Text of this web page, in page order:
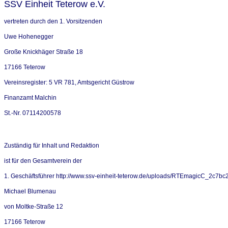
SSV Einheit Teterow e.V.
vertreten durch den 1. Vorsitzenden
Uwe Hohenegger
Große Knickhäger Straße 18
17166 Teterow
Vereinsregister: 5 VR 781, Amtsgericht Güstrow
Finanzamt Malchin
St.-Nr. 07114200578
Zuständig für Inhalt und Redaktion
ist für den Gesamtverein der
1. Geschäftsführer http://www.ssv-einheit-teterow.de/uploads/
Michael Blumenau
von Moltke-Straße 12
17166 Teterow